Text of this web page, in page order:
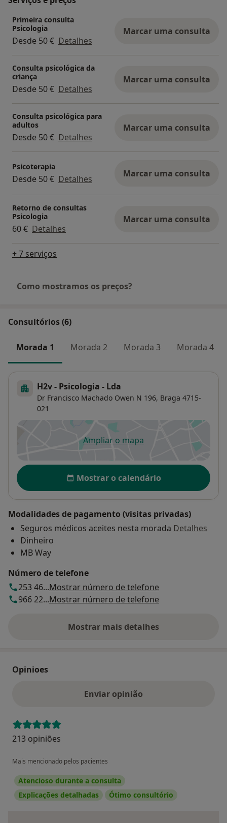
Primeira consulta
Psicologia
Desde 50 € Detalhes
Marcar uma consulta
Consulta psicológica da
criança
Desde 50 € Detalhes
Marcar uma consulta
Consulta psicológica para
adultos
Desde 50 € Detalhes
Marcar uma consulta
Psicoterapia
Desde 50 € Detalhes Marcar uma consulta
Retorno de consultas
Psicologia
60 € Detalhes
Marcar uma consulta
+ 7 serviços
Como mostramos os preços?
Consultórios (6)
Morada 1 Morada 2 Morada 3 Morada 4
H2v - Psicologia - Lda
Dr Francisco Machado Owen N 196, Braga 4715-
021
Ampliar o mapaabre num novo separador
Disponibilidade
Mostrar o calendário
Modalidades de pagamento (visitas privadas)
Seguros médicos aceites nesta morada Detalhes
Dinheiro
MB Way
Número de telefone
253 46...Mostrar número de telefone
966 22...Mostrar número de telefone
Mostrar mais detalhes
sobre o endereço
Opinioes
Enviar opinião
213 opiniões
Mais mencionado pelos pacientes
Atencioso durante a consulta
Explicações detalhadas
Ótimo consultório